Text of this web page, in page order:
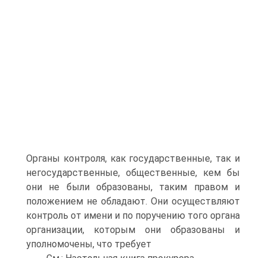
Органы контроля, как государственные, так и
негосударственные, общественные, кем бы
они не были образованы, таким правом и
положением не обладают. Они осуществляют
контроль от имени и по поручению того органа
организации, которым они образованы и
уполномочены, что требует